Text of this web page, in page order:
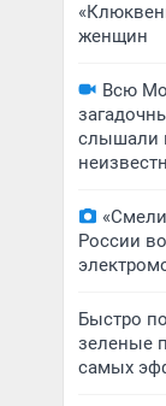
женщин
Всю
слышали
России
Быстро
зеленые
самых